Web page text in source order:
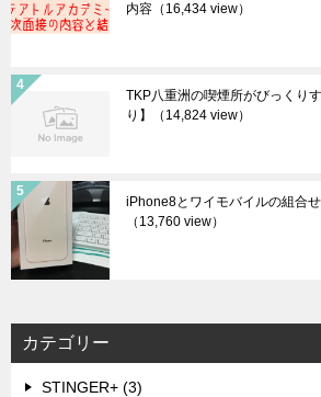
内容 （16,434 view）
TKP八重洲の喫煙所がびっくり
り】
（14,824 view）
iPhone8とワイモバイルの組合
（13,760 view）
カテゴリー
STINGER+ (3)